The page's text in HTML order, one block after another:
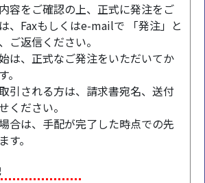
容をご確認の上、正式に発注をご
、Faxもしくはe-mailで 「発注」と
ご返信ください。
は、正式なご発注をいただいてか
引される方は、請求書宛名、送付
ください。
合は、手配が完了した時点での先
す。